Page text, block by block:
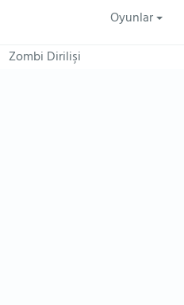
Oyunlar
Zombi Dirilişi